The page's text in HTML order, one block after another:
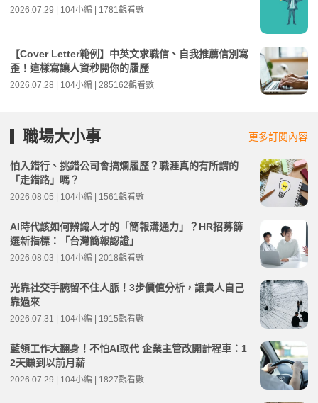
2026.07.29 | 104小編 | 1781觀看數
【Cover Letter範例】中英文求職信、自我推薦信別寫
歪！這樣寫讓人資秒開你的履歷
2026.07.28 | 104小編 | 285162觀看數
職場大小事 更多訂閱內容
怕入錯行、挑錯公司會搞爛履歷？職涯真的有所謂的
「走錯路」嗎？
2026.08.05 | 104小編 | 1561觀看數
AI時代該如何辨識人才的「簡報溝通力」？HR招募篩
選新指標：「台灣簡報認證」
2026.08.03 | 104小編 | 2018觀看數
光靠社交手腕留不住人脈！3步價值分析，讓貴人自己
靠過來
2026.07.31 | 104小編 | 1915觀看數
藍領工作大翻身！不怕AI取代 企業主管改開計程車：1
2天賺到以前月薪
2026.07.29 | 104小編 | 1827觀看數